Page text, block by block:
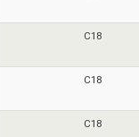
C18
C18
C18